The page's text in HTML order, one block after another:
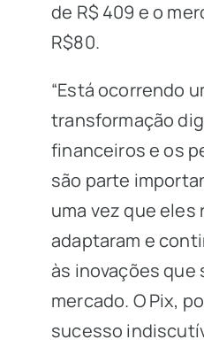
de R$ 409 e o
R$80.
“Está ocorrendo
transformação
financeiros e os
são parte
uma vez que
adaptaram e
às inovações que
mercado. O Pix,
sucesso